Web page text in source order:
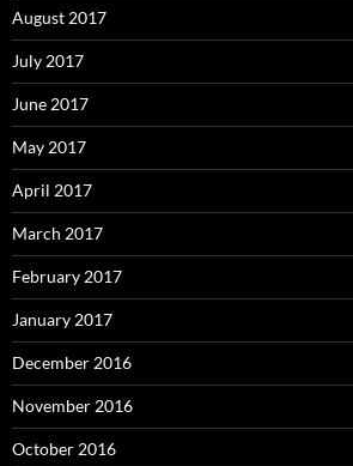
August 2017
July 2017
June 2017
May 2017
April 2017
March 2017
February 2017
January 2017
December 2016
November 2016
October 2016